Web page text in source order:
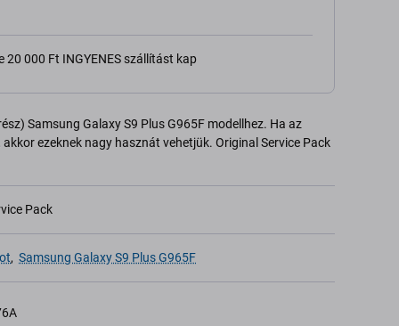
20 000 Ft INGYENES szállítást kap
Samsung Galaxy S9 Plus G965F modellhez. Ha az
ezeknek nagy hasznát vehetjük. Original Service Pack
Pack
, Samsung Galaxy S9 Plus G965F